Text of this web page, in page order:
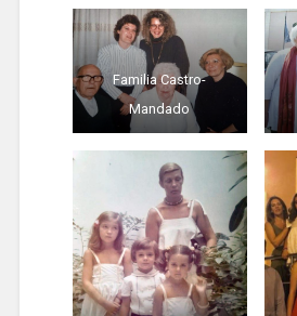
Familia Castro-
Mandado